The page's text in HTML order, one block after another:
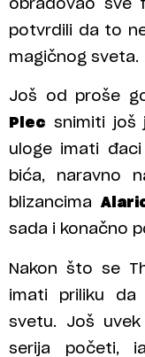
obradovao sve
potvrdili da to
magičnog sveta.
Još od proše
Plec snimiti još
uloge imati
bića, naravno
blizancima
sada i konačno
Nakon što se
imati priliku
svetu. Još
serija početi,